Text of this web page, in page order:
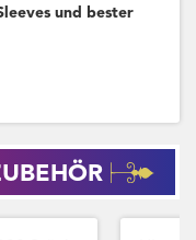
und bester